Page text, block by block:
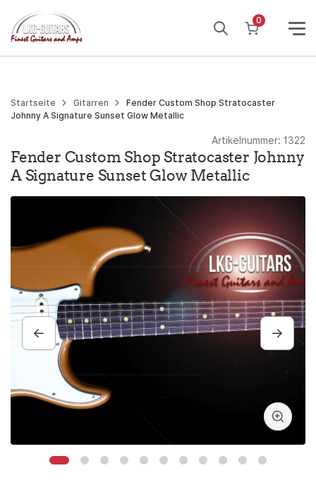
zum
Inhalt
0
Startseite Gitarren
Fender Custom Shop Stratocaster
Johnny A Signature Sunset Glow Metallic
Artikelnummer: 1322
Fender Custom Shop Stratocaster Johnny
A Signature Sunset Glow Metallic